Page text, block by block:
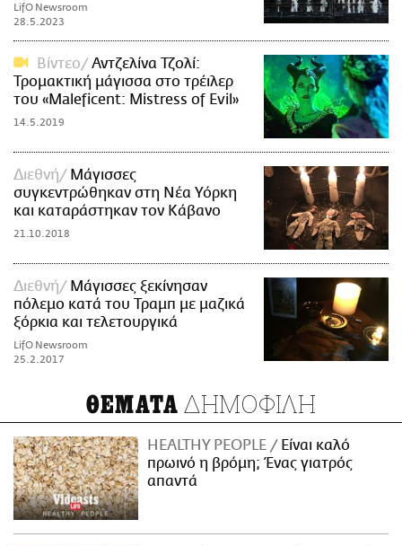
LifO Newsroom
28.5.2023
Βίντεο
Αντζελίνα Τζολί:
Τρομακτική μάγισσα στο τρέιλερ
του «Maleficent: Mistress of Evil»
14.5.2019
Διεθνή
Μάγισσες
συγκεντρώθηκαν στη Νέα Υόρκη
και καταράστηκαν τον Κάβανο
21.10.2018
Διεθνή
Μάγισσες ξεκίνησαν
πόλεμο κατά του Τραμπ με μαζικά
ξόρκια και τελετουργικά
LifO Newsroom
25.2.2017
ΘΕΜΑΤΑ ΔΗΜΟΦΙΛΗ
HEALTHY PEOPLE
Είναι καλό
πρωινό η βρόμη; Ένας γιατρός
απαντά